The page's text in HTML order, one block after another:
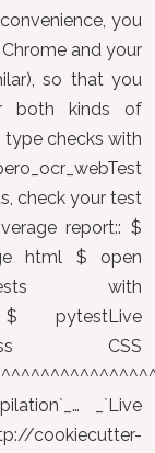
you
and your
so that you
both kinds of
checks with
check your test
report:: $
html $ open
tests with
$ pytestLive
CSS
_`Live
cookiecutter-